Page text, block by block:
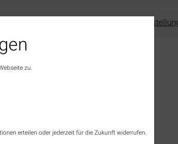
zu.
erteilen oder jederzeit für die Zukunft widerrufen.